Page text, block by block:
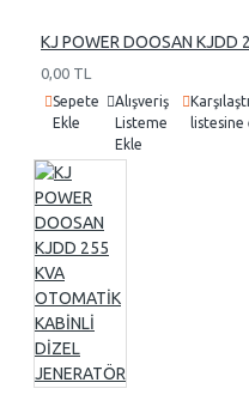
KJ POWER DOOSAN KJDD
0,00 TL
Sepete
Ekle
Alışveriş
Listeme
Ekle
listesine